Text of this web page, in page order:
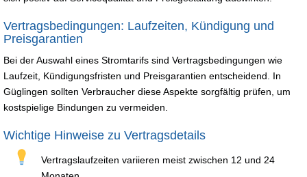
Vertragsbedingungen: Laufzeiten, Kündigung und
Preisgarantien
Bei der Auswahl eines Stromtarifs sind Vertragsbedingungen wie
Laufzeit, Kündigungsfristen und Preisgarantien entscheidend. In
Güglingen sollten Verbraucher diese Aspekte sorgfältig prüfen, um
kostspielige Bindungen zu vermeiden.
Wichtige Hinweise zu Vertragsdetails
Vertragslaufzeiten variieren meist zwischen 12 und 24